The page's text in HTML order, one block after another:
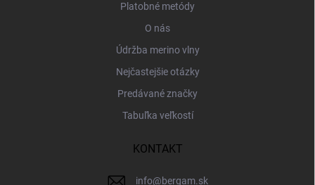
Platobné metódy
O nás
Údržba merino vlny
Nejčastejšie otázky
Predávané značky
Tabuľka veľkostí
KONTAKT
info@bergam.sk